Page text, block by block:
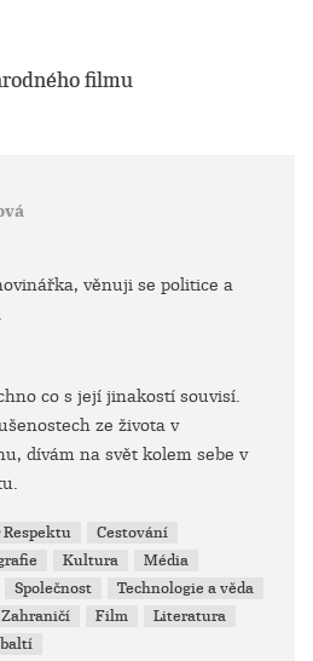
filmu
věnuji se politice a
co s její jinakostí souvisí.
ze života v
dívám na svět kolem sebe v
Respektu
Cestování
Kultura
Média
Společnost
Technologie a věda
Zahraničí Film
Literatura